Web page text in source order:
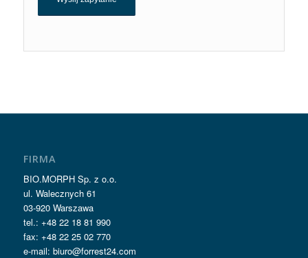
FIRMA
BIO.MORPH Sp. z o.o.
ul. Walecznych 61
03-920 Warszawa
tel.: +48 22 18 81 990
fax: +48 22 25 02 770
e-mail: biuro@forrest24.com